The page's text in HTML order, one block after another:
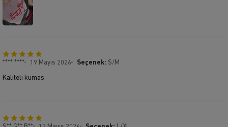
**** **** 19 Mayıs 2026 Seçenek: S/M
Kaliteli kumas